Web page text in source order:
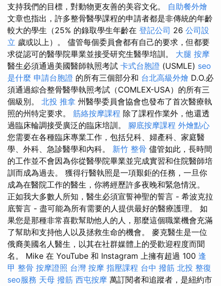
支持我們的目標，對動物更友善的美容文化。 自助餐外燴
文章也指出，許多整骨醫學課程的申請者都是非傳統的年齡
較大的學生（25% 的錄取學生年齡在 登記公司 26 公司設
立 歲或以上）。 儘管每個委員會都有自己的要求，但都要
求從認可的醫學院畢業並接受研究生醫學培訓。 大腿 按摩
醫生必須通過美國醫師執照考試 卡式台胞證 (USMLE) seo
是什麼 申請台胞證 的所有三個部分和 台北高級外燴 D.O.必
須通過綜合整骨醫學執照考試（COMLEX-USA）的所有三
個級別。 北投 推拿 州醫學委員會協會也發布了首次醫療執
照的州特定要求。 筋絡按摩課程 除了課程作業外，他還透
過臨床輪調接受廣泛的臨床培訓。 腳底按摩課程 外燴點心
您需要在各種臨床專業工作，包括兒科、婦產科、家庭醫
學、外科、急診醫學和內科。 新竹 整骨 儘管如此，長時間
的工作並不會因為你從醫學院畢業並完成實習和住院醫師培
訓而成為過去。 獲得行醫執照是一項艱鉅的任務，一旦你
成為在醫院工作的醫生，你將經歷許多夜晚和緊急情況。
正如我大多數人所知，醫生必須宣誓神聖的誓言 - 希波克拉
底誓言 - 盡可能為所有需要的人提供最好的醫療護理。 如
果您是那種非常喜歡幫助他人的人，那麼這個職業機會充滿
了幫助和支持他人以及拯救生命的機會。 麥克醫生是一位
俄裔美國名人醫生，以其在社群媒體上的受歡迎程度而聞
名。 Mike 在 YouTube 和 Instagram 上擁有超過 100 逢
甲 整骨 按摩證照 台灣 按摩 指壓課程 台中 撥筋 北投 整復
seo服務 天母 撥筋 西屯按摩 萬訂閱者和追蹤者，是紐約市